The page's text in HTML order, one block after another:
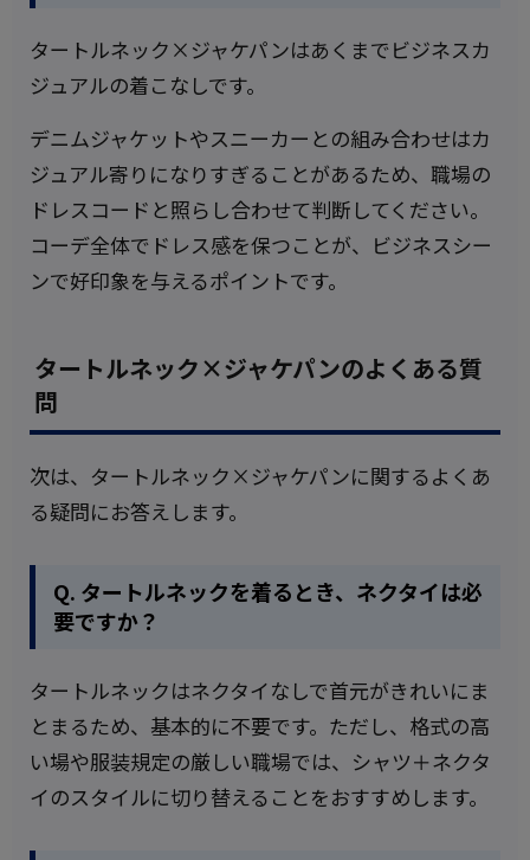
タートルネック×ジャケパンはあくまでビジネスカ
ジュアルの着こなしです。
デニムジャケットやスニーカーとの組み合わせはカ
ジュアル寄りになりすぎることがあるため、職場の
ドレスコードと照らし合わせて判断してください。
コーデ全体でドレス感を保つことが、ビジネスシー
ンで好印象を与えるポイントです。
タートルネック×ジャケパンのよくある質
問
次は、タートルネック×ジャケパンに関するよくあ
る疑問にお答えします。
Q. タートルネックを着るとき、ネクタイは必
要ですか？
タートルネックはネクタイなしで首元がきれいにま
とまるため、基本的に不要です。ただし、格式の高
い場や服装規定の厳しい職場では、シャツ＋ネクタ
イのスタイルに切り替えることをおすすめします。